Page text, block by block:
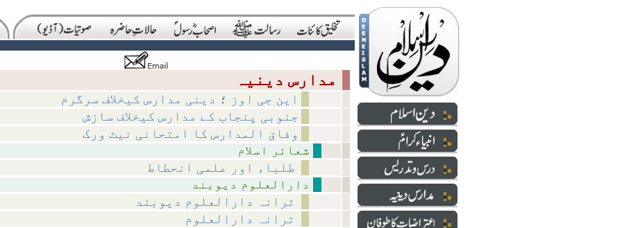
این جی اوز ؛ دینی مدارس کیخلاف سرگرم
جنوبی پنجاب کے مدارس کیخلاف سازش
وفاق المدارس کا امتحانی نیٹ ورک